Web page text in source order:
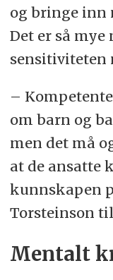
og bringe inn
Det er så mye
sensitiviteten
–
om barn og
men det må
at de ansatte
kunnskapen
Torsteinson
Mentalt